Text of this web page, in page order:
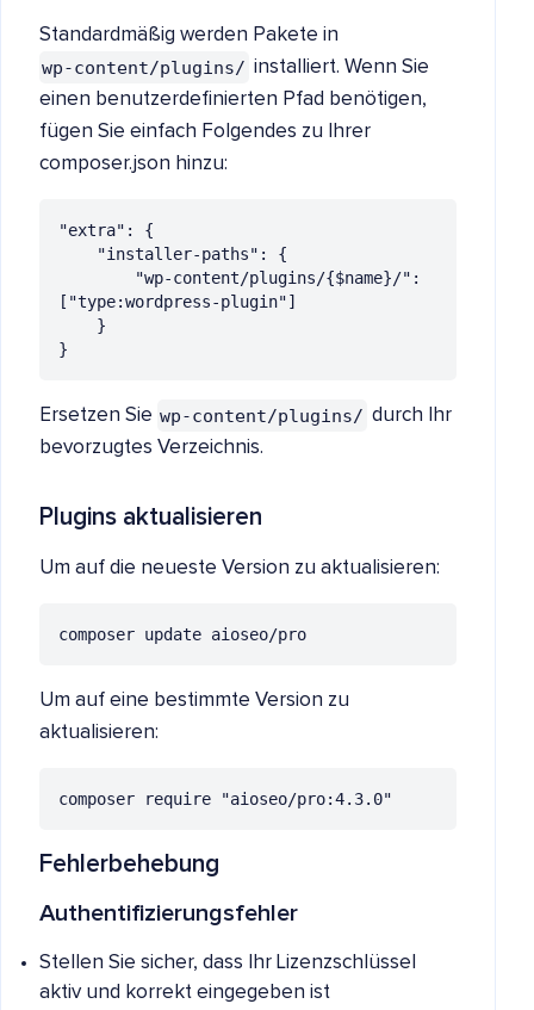
Standardmäßig werden Pakete in
wp-content/plugins/ installiert. Wenn Sie
einen benutzerdefinierten Pfad benötigen,
fügen Sie einfach Folgendes zu Ihrer
composer.json hinzu:
"extra": {
["type:wordpress-plugin"]
}
Ersetzen Sie wp-content/plugins/ durch Ihr
bevorzugtes Verzeichnis.
Plugins aktualisieren
Um auf die neueste Version zu aktualisieren:
composer update aioseo/pro
Um auf eine bestimmte Version zu
aktualisieren:
composer require "aioseo/pro:4.3.0"
Fehlerbehebung
Authentifizierungsfehler
Stellen Sie sicher, dass Ihr Lizenzschlüssel
aktiv und korrekt eingegeben ist